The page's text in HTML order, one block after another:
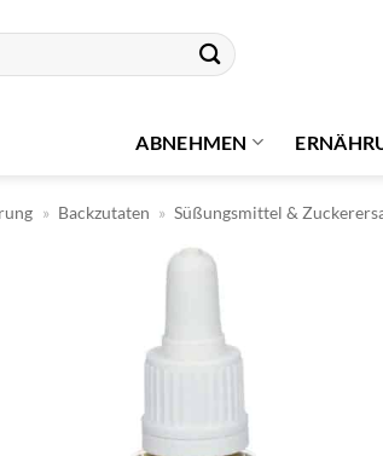
ABNEHMEN
» Backzutaten » Süßungsmittel &